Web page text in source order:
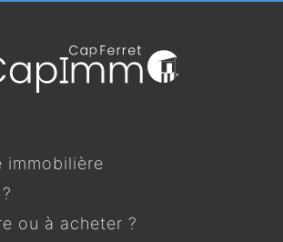
immobilière
ou à acheter ?